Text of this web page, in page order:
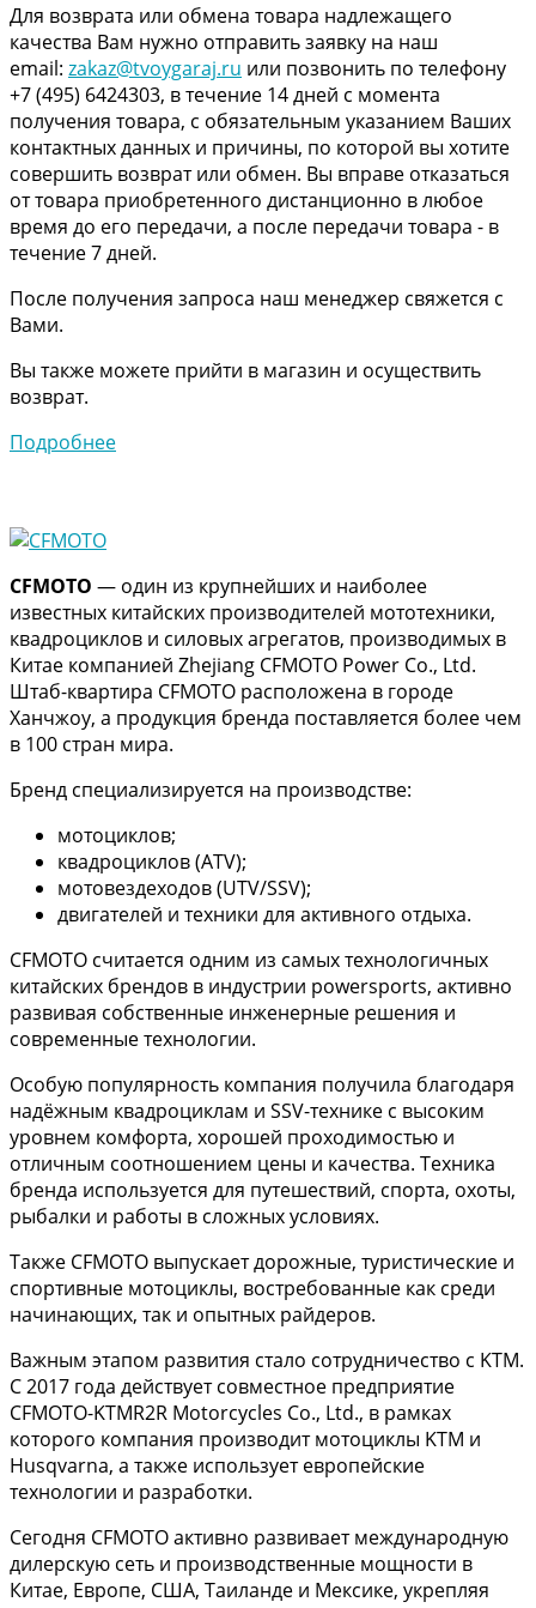
Для возврата или обмена товара надлежащего
качества Вам нужно отправить заявку на наш
email: zakaz@tvoygaraj.ru или позвонить по телефону
+7 (495) 6424303, в течение 14 дней с момента
получения товара, с обязательным указанием Ваших
контактных данных и причины, по которой вы хотите
совершить возврат или обмен. Вы вправе отказаться
от товара приобретенного дистанционно в любое
время до его передачи, а после передачи товара - в
течение 7 дней.
После получения запроса наш менеджер свяжется с
Вами.
Вы также можете прийти в магазин и осуществить
возврат.
Подробнее
CFMOTO — один из крупнейших и наиболее
известных китайских производителей мототехники,
квадроциклов и силовых агрегатов, производимых в
Китае компанией Zhejiang CFMOTO Power Co., Ltd.
Штаб-квартира CFMOTO расположена в городе
Ханчжоу, а продукция бренда поставляется более чем
в 100 стран мира.
Бренд специализируется на производстве:
мотоциклов;
квадроциклов (ATV);
мотовездеходов (UTV/SSV);
двигателей и техники для активного отдыха.
CFMOTO считается одним из самых технологичных
китайских брендов в индустрии powersports, активно
развивая собственные инженерные решения и
современные технологии.
Особую популярность компания получила благодаря
надёжным квадроциклам и SSV-технике с высоким
уровнем комфорта, хорошей проходимостью и
отличным соотношением цены и качества. Техника
бренда используется для путешествий, спорта, охоты,
рыбалки и работы в сложных условиях.
Также CFMOTO выпускает дорожные, туристические и
спортивные мотоциклы, востребованные как среди
начинающих, так и опытных райдеров.
Важным этапом развития стало сотрудничество с KTM.
С 2017 года действует совместное предприятие
CFMOTO-KTMR2R Motorcycles Co., Ltd., в рамках
которого компания производит мотоциклы KTM и
Husqvarna, а также использует европейские
технологии и разработки.
Сегодня CFMOTO активно развивает международную
дилерскую сеть и производственные мощности в
Китае, Европе, США, Таиланде и Мексике, укрепляя